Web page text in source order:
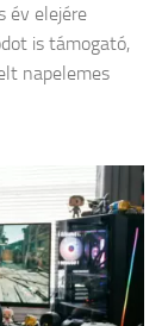
év elejére
is támogató,
napelemes